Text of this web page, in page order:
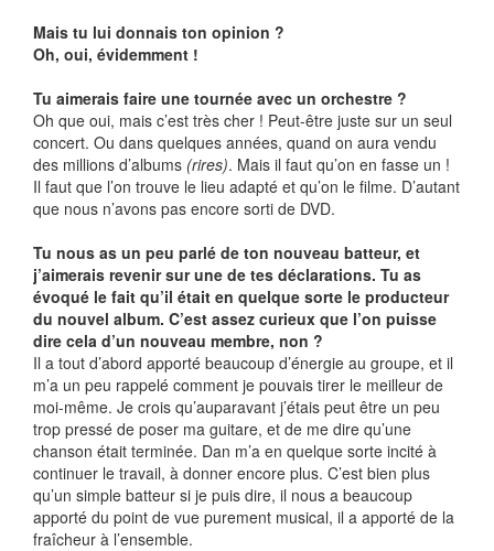
Mais tu lui donnais ton opinion ?
Oh, oui, évidemment !
Tu aimerais faire une tournée avec un orchestre ?
Oh que oui, mais c’est très cher ! Peut-être juste sur un seul
concert. Ou dans quelques années, quand on aura vendu
des millions d’albums (rires). Mais il faut qu’on en fasse un !
Il faut que l’on trouve le lieu adapté et qu’on le filme. D’autant
que nous n’avons pas encore sorti de DVD.
Tu nous as un peu parlé de ton nouveau batteur, et
j’aimerais revenir sur une de tes déclarations. Tu as
évoqué le fait qu’il était en quelque sorte le producteur
du nouvel album. C’est assez curieux que l’on puisse
dire cela d’un nouveau membre, non ?
Il a tout d’abord apporté beaucoup d’énergie au groupe, et il
m’a un peu rappelé comment je pouvais tirer le meilleur de
moi-même. Je crois qu’auparavant j’étais peut être un peu
trop pressé de poser ma guitare, et de me dire qu’une
chanson était terminée. Dan m’a en quelque sorte incité à
continuer le travail, à donner encore plus. C’est bien plus
qu’un simple batteur si je puis dire, il nous a beaucoup
apporté du point de vue purement musical, il a apporté de la
fraîcheur à l’ensemble.